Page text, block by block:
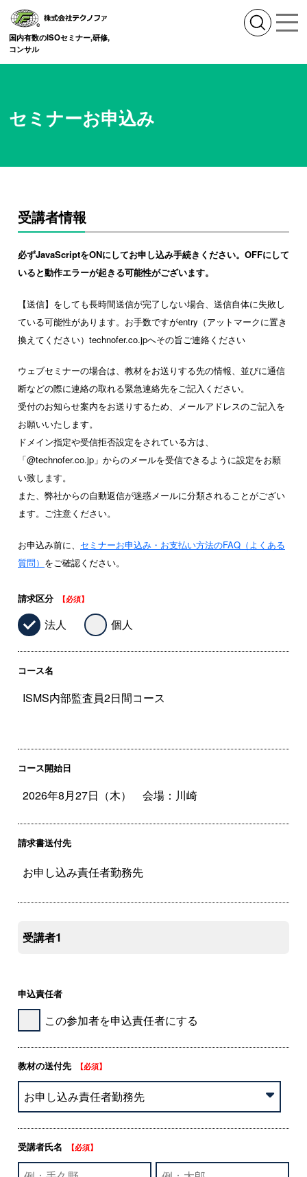
国内有数のISOセミナー,研修,
コンサル
セミナーお申込み
受講者情報
必ずJavaScriptをONにしてお申し込み手続きください。OFFにして
いると動作エラーが起きる可能性がございます。
【送信】をしても長時間送信が完了しない場合、送信自体に失敗し
ている可能性があります。お手数ですがentry（アットマークに置き
換えてください）technofer.co.jpへその旨ご連絡ください
ウェブセミナーの場合は、教材をお送りする先の情報、並びに通信
断などの際に連絡の取れる緊急連絡先をご記入ください。
受付のお知らせ案内をお送りするため、メールアドレスのご記入を
お願いいたします。
ドメイン指定や受信拒否設定をされている方は、
「@technofer.co.jp」からのメールを受信できるように設定をお願
い致します。
また、弊社からの自動返信が迷惑メールに分類されることがござい
ます。ご注意ください。
お申込み前に、 セミナーお申込み・お支払い方法のFAQ（よくある
質問） をご確認ください。
請求区分 【必須】
法人 個人
コース名
コース開始日
請求書送付先
受講者1
申込責任者
この参加者を申込責任者にする
教材の送付先 【必須】
受講者氏名 【必須】